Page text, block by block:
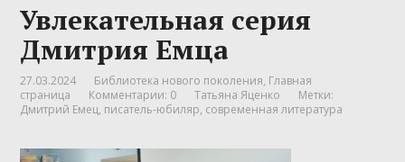
Увлекательная серия
Дмитрия Емца
27.03.2024 Библиотека нового поколения, Главная
страница
Комментарии: 0 Татьяна Яценко
Метки:
Дмитрий Емец, писатель-юбиляр, современная литература